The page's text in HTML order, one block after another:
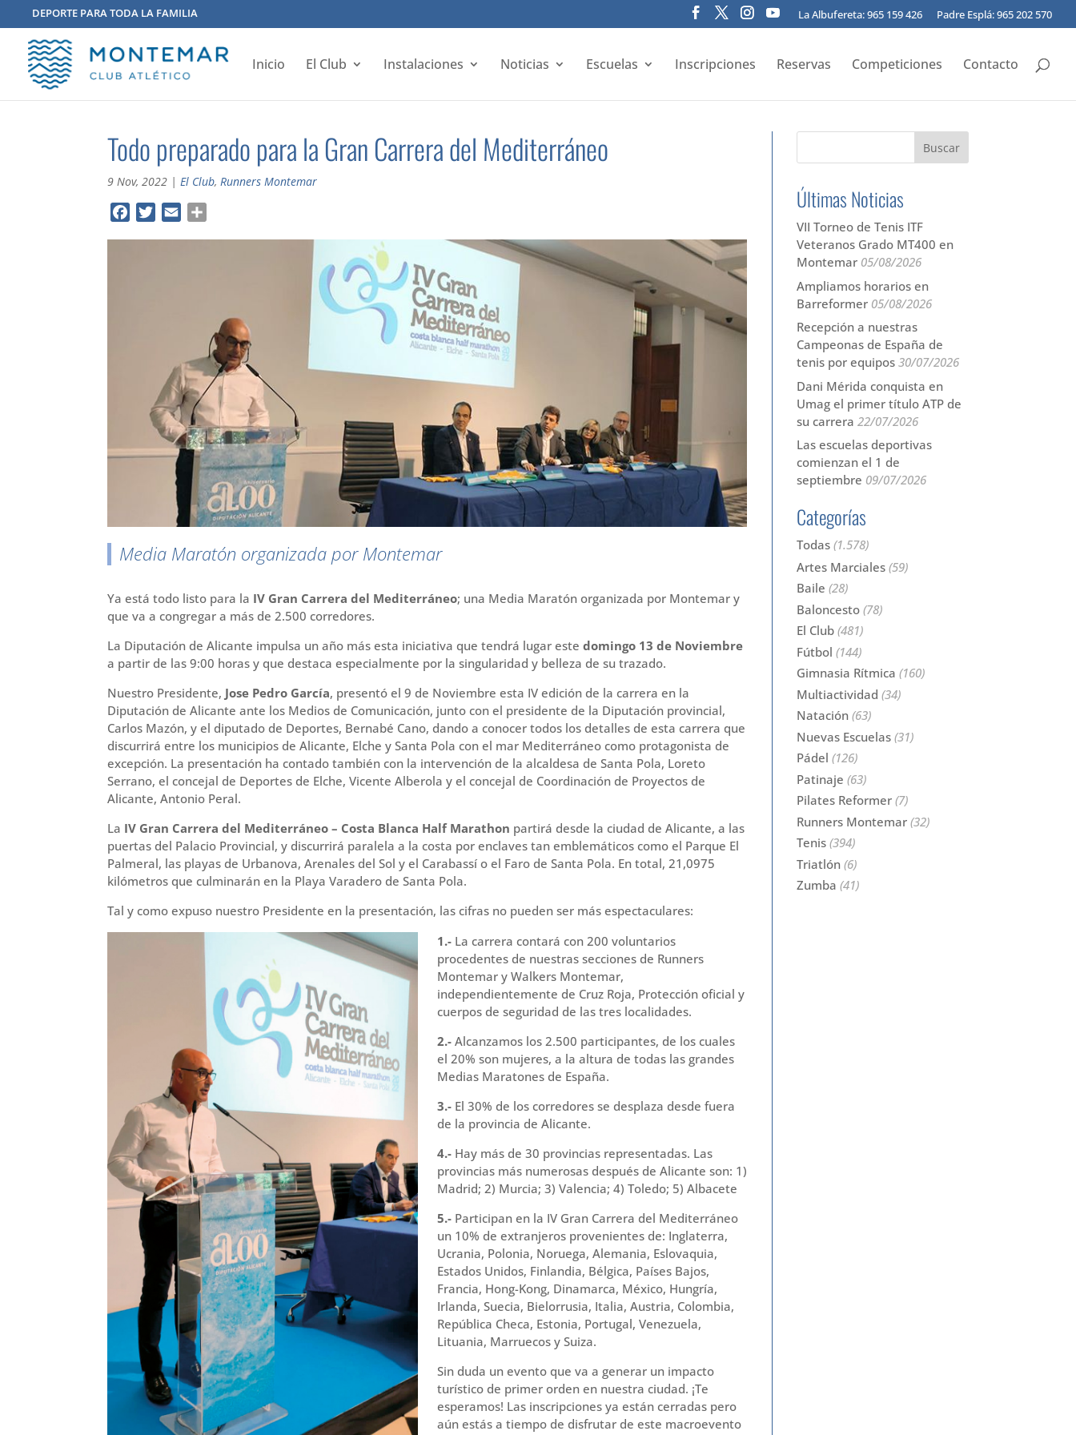
DEPORTE PARA TODA LA FAMILIA La Albufereta: 965 159 426 Padre Esplá: 965 202 570
Inicio El Club Instalaciones Noticias Escuelas Inscripciones Reservas Competiciones Contacto
Todo preparado para la Gran Carrera del Mediterráneo
9 Nov, 2022 |El Club,Runners Montemar
i
r
Media Maratón organizada por Montemar
Ya está todo listo para la IV Gran Carrera del Mediterráneo; una Media Maratón organizada por Montemar y
que va a congregar a más de 2.500 corredores.
La Diputación de Alicante impulsa un año más esta iniciativa que tendrá lugar estedomingo 13 de Noviembre
a partir de las 9:00 horas y que destaca especialmente por la singularidad y belleza de su trazado.
Nuestro Presidente, Jose Pedro García, presentó el 9 de Noviembre esta IV edición de la carrera en la
Diputación de Alicante ante los Medios de Comunicación, junto con el presidente de la Diputación provincial,
Carlos Mazón, y el diputado de Deportes, Bernabé Cano, dando a conocer todos los detalles de esta carrera que
discurrirá entre los municipios de Alicante, Elche y Santa Pola con el mar Mediterráneo como protagonista de
excepción. La presentación ha contado también con la intervención de la alcaldesa de Santa Pola, Loreto
Serrano, el concejal de Deportes de Elche, Vicente Alberola y el concejal de Coordinación de Proyectos de
Alicante, Antonio Peral.
La IV Gran Carrera del Mediterráneo – Costa Blanca Half Marathon partirá desde la ciudad de Alicante, a las
puertas del Palacio Provincial, y discurrirá paralela a la costa por enclaves tan emblemáticos como el Parque El
Palmeral, las playas de Urbanova, Arenales del Sol y el Carabassí o el Faro de Santa Pola. En total, 21,0975
kilómetros que culminarán en la Playa Varadero de Santa Pola.
Tal y como expuso nuestro Presidente en la presentación, las cifras no pueden ser más espectaculares:
1.-La carrera contará con 200 voluntarios
procedentes de nuestras secciones de Runners
Montemar y Walkers Montemar,
independientemente de Cruz Roja, Protección oficial y
cuerpos de seguridad de las tres localidades.
2.-Alcanzamos los 2.500 participantes, de los cuales
el 20% son mujeres, a la altura de todas las grandes
Medias Maratones de España.
3.-El 30% de los corredores se desplaza desde fuera
de la provincia de Alicante.
4.-Hay más de 30 provincias representadas. Las
provincias más numerosas después de Alicante son: 1)
Madrid; 2) Murcia; 3) Valencia; 4) Toledo; 5) Albacete
5.-Participan en la IV Gran Carrera del Mediterráneo
un 10% de extranjeros provenientes de: Inglaterra,
Ucrania, Polonia, Noruega, Alemania, Eslovaquia,
Estados Unidos, Finlandia, Bélgica, Países Bajos,
Francia, Hong-Kong, Dinamarca, México, Hungría,
Irlanda, Suecia, Bielorrusia, Italia, Austria, Colombia,
República Checa, Estonia, Portugal, Venezuela,
Lituania, Marruecos y Suiza.
Sin duda un evento que va a generar un impacto
turístico de primer orden en nuestra ciudad. ¡Te
esperamos! Las inscripciones ya están cerradas pero
aún estás a tiempo de disfrutar de este macroevento
Últimas Noticias
VII Torneo de Tenis ITF
Veteranos Grado MT400 en
Montemar 05/08/2026
Ampliamos horarios en
Barreformer 05/08/2026
Recepción a nuestras
Campeonas de España de
tenis por equipos 30/07/2026
Dani Mérida conquista en
Umag el primer título ATP de
su carrera 22/07/2026
Las escuelas deportivas
comienzan el 1 de
septiembre 09/07/2026
Categorías
Todas(1.578)
Artes Marciales(59)
Baile (28)
Baloncesto(78)
El Club(481)
Fútbol (144)
Gimnasia Rítmica (160)
Multiactividad (34)
Natación(63)
Nuevas Escuelas(31)
Pádel (126)
Patinaje (63)
Pilates Reformer(7)
Runners Montemar(32)
Tenis(394)
Triatlón(6)
Zumba (41)